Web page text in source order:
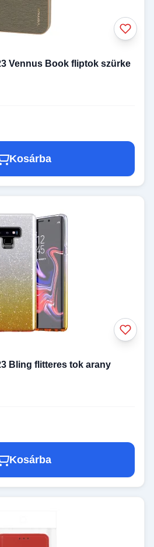
Vennus Book fliptok szürke
Kosárba
Bling flitteres tok arany
Kosárba